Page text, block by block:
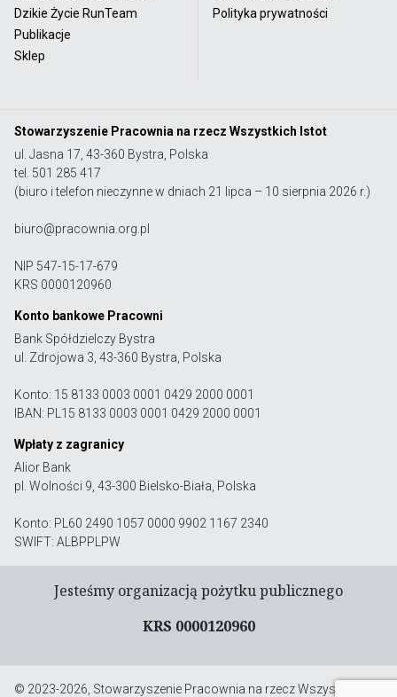
Dzikie Życie RunTeam
Publikacje
Sklep
Polityka prywatności
Stowarzyszenie Pracownia na rzecz Wszystkich Istot
ul. Jasna 17, 43-360 Bystra, Polska
tel. 501 285 417
(biuro i telefon nieczynne w dniach 21 lipca – 10 sierpnia 2026 r.)
biuro@pracownia.org.pl
NIP 547-15-17-679
KRS 0000120960
Konto bankowe Pracowni
Bank Spółdzielczy Bystra
ul. Zdrojowa 3, 43-360 Bystra, Polska
Konto: 15 8133 0003 0001 0429 2000 0001
IBAN: PL15 8133 0003 0001 0429 2000 0001
Wpłaty z zagranicy
Alior Bank
pl. Wolności 9, 43-300 Bielsko-Biała, Polska
Konto: PL60 2490 1057 0000 9902 1167 2340
SWIFT: ALBPPLPW
Jesteśmy organizacją pożytku publicznego
KRS 0000120960
© 2023-2026, Stowarzyszenie Pracownia na rzecz Wszystkich